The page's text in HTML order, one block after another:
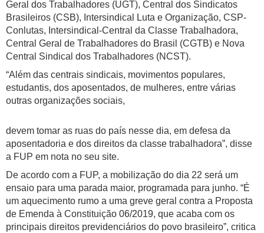
Geral dos Trabalhadores (UGT), Central dos Sindicatos
Brasileiros (CSB), Intersindical Luta e Organização, CSP-
Conlutas, Intersindical-Central da Classe Trabalhadora,
Central Geral de Trabalhadores do Brasil (CGTB) e Nova
Central Sindical dos Trabalhadores (NCST).
“Além das centrais sindicais, movimentos populares,
estudantis, dos aposentados, de mulheres, entre várias
outras organizações sociais,
devem tomar as ruas do país nesse dia, em defesa da
aposentadoria e dos direitos da classe trabalhadora”, disse
a FUP em nota no seu site.
De acordo com a FUP, a mobilização do dia 22 será um
ensaio para uma parada maior, programada para junho. “É
um aquecimento rumo a uma greve geral contra a Proposta
de Emenda à Constituição 06/2019, que acaba com os
principais direitos previdenciários do povo brasileiro”, critica